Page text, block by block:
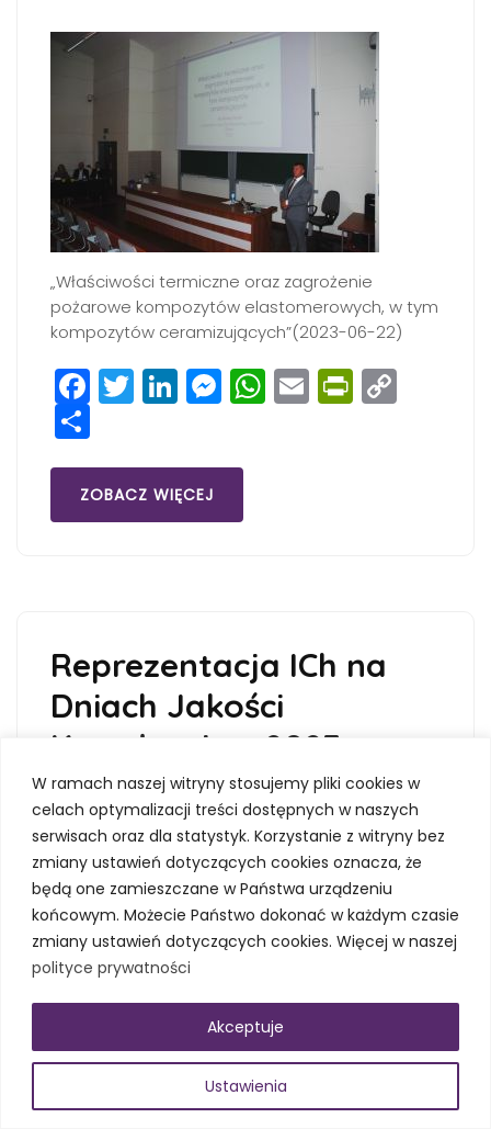
W ramach naszej witryny stosujemy pliki cookies w
celach optymalizacji treści dostępnych w naszych
serwisach oraz dla statystyk. Korzystanie z witryny bez
zmiany ustawień dotyczących cookies oznacza, że
będą one zamieszczane w Państwa urządzeniu
końcowym. Możecie Państwo dokonać w każdym czasie
zmiany ustawień dotyczących cookies. Więcej w naszej
polityce prywatności
Ustawienia
Akceptuje
„Właściwości termiczne oraz zagrożenie
pożarowe kompozytów elastomerowych, w tym
kompozytów ceramizujących”(2023-06-22)
Facebook
Twitter
LinkedIn
Messenger
WhatsApp
Email
Share
ZOBACZ WIĘCEJ
Reprezentacja ICh na
Dniach Jakości
Kształcenia – 2023
29 kwietnia 2023
Dni